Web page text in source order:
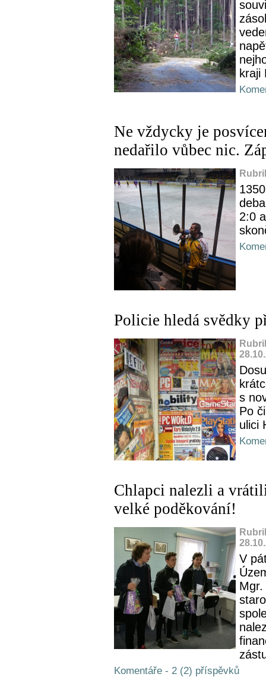
kraji
Ne vždycky je
nedařilo vůbec nic.
2:0
Policie hledá svědky
s
Po
ulici
Chlapci nalezli a
velké poděkování!
V
Komentáře - 2 (2) příspěvků